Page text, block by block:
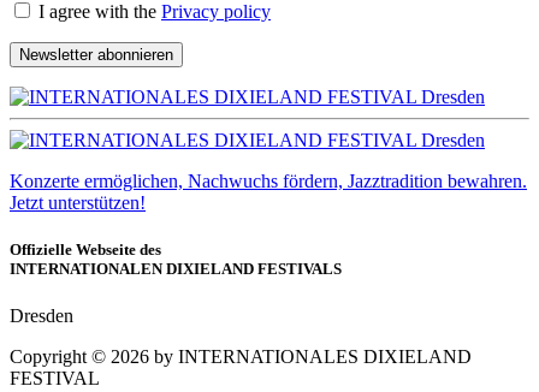
I agree with the Privacy policy
Newsletter abonnieren
Konzerte ermöglichen, Nachwuchs fördern, Jazztradition bewahren.
Jetzt unterstützen!
Offizielle Webseite des
INTERNATIONALEN DIXIELAND FESTIVALS
Dresden
Copyright © 2026 by INTERNATIONALES DIXIELAND
FESTIVAL